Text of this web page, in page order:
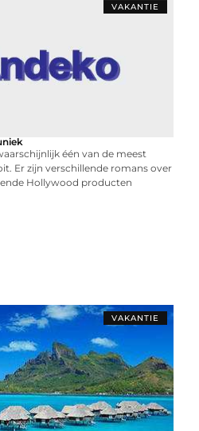
VAKANTIE
één van de meest
Er zijn verschillende romans over
Hollywood producten
VAKANTIE